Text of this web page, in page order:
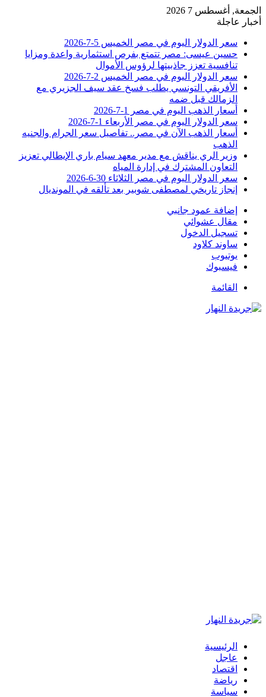
الجمعة, أغسطس 7 2026
أخبار عاجلة
سعر الدولار اليوم في مصر الخميس 5-7-2026
حسين عيسى: مصر تتمتع بفرص استثمارية واعدة ومزايا
تنافسية تعزز جاذبيتها لرؤوس الأموال
سعر الدولار اليوم في مصر الخميس 2-7-2026
الأفريقي التونسي يطلب فسخ عقد سيف الجزيري مع
الزمالك قبل ضمه
أسعار الذهب اليوم في مصر 1-7-2026
سعر الدولار اليوم في مصر الأربعاء 1-7-2026
أسعار الذهب الآن في مصر.. تفاصيل سعر الجرام والجنيه
الذهب
وزير الري يناقش مع مدير معهد سيام باري الإيطالي تعزيز
التعاون المشترك في إدارة المياه
سعر الدولار اليوم في مصر الثلاثاء 30-6-2026
إنجاز تاريخي لمصطفى شوبير بعد تألقه في المونديال
إضافة عمود جانبي
مقال عشوائي
تسجيل الدخول
ساوند كلاود
يوتيوب
فيسبوك
القائمة
الرئيسية
عاجل
اقتصاد
رياضة
سياسة